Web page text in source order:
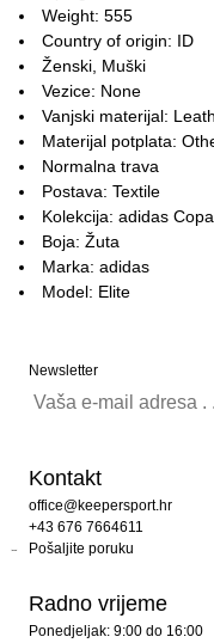
Weight: 555
Country of origin: ID
Ženski, Muški
Vezice: None
Vanjski materijal:
Materijal potplata:
Normalna trava
Postava: Textile
Kolekcija: adidas Copa
Boja: Žuta
Marka: adidas
Model: Elite
Newsletter
Kontakt
office@keepersport.hr
+43 676 7664611
Pošaljite poruku
Radno vrijeme
Ponedjeljak: 9:00 do 16:00